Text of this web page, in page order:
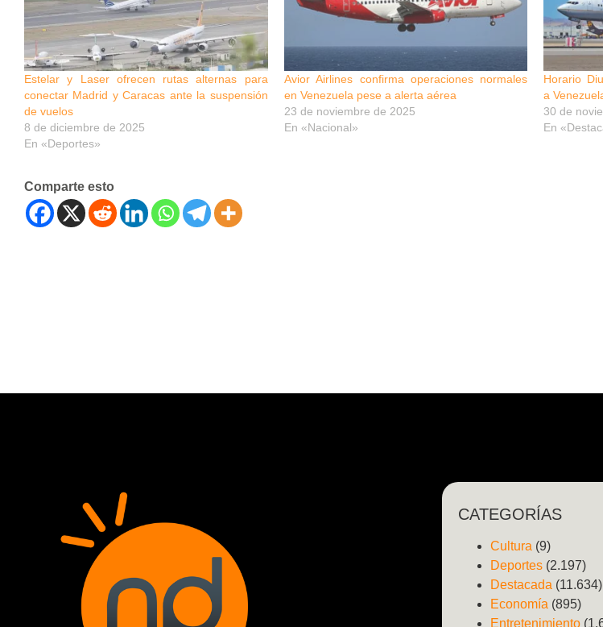
Estelar y Laser ofrecen rutas alternas para
conectar Madrid y Caracas ante la suspensión
de vuelos
8 de diciembre de 2025
En «Deportes»
Avior Airlines confirma operaciones normales
en Venezuela pese a alerta aérea
23 de noviembre de 2025
En «Nacional»
Horario
a
30 de
En
Comparte esto
CATEGORÍAS
Cultura (9)
Deportes (2.197)
Destacada (11.634)
Economía (895)
Entretenimiento